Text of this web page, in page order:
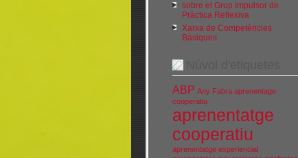
sobre el Grup Impulsor de
Pràctica Reflexiva
Xarxa de Competències
Bàsiques
ABP Any Fabra aprenentage
cooperatiu
aprenentatge
cooperatiu
aprenentatge experiencial